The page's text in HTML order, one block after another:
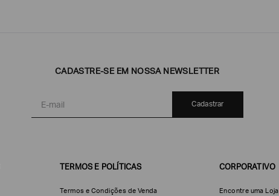
CADASTRE-SE EM NOSSA NEWSLETTER
Cadastrar
TERMOS E POLÍTICAS
Termos e Condições de Venda
CORPORATIVO
Encontre uma Loja
Exchange